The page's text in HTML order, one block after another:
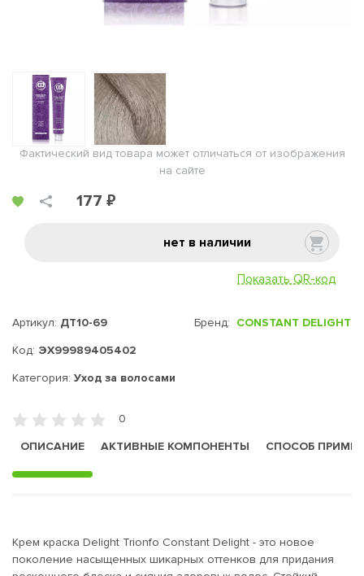
Фактический вид товара может отличаться от изображения
на сайте
177 ₽
нет в наличии
Показать QR-код
Артикул: ДТ10-69
Код: ЭХ99989405402
Бренд: CONSTANT DELIGHT
Категория: Уход за волосами
0
ОПИСАНИЕ
АКТИВНЫЕ КОМПОНЕНТЫ СПОСОБ
Крем краска Delight Trionfo Constant Delight - это новое
поколение насыщенных шикарных оттенков для придания